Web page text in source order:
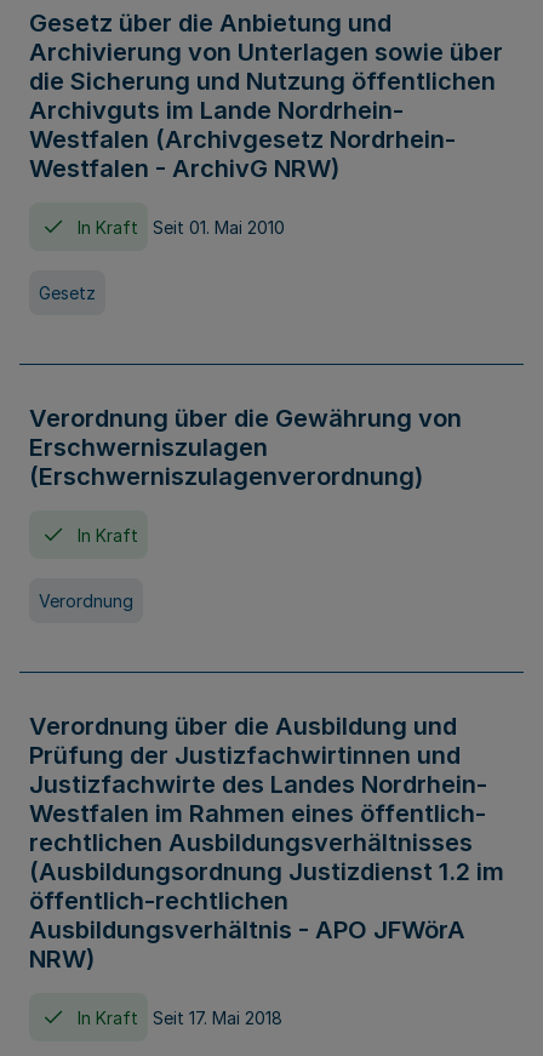
Gesetz über die Anbietung und
Archivierung von Unterlagen sowie über
die Sicherung und Nutzung öffentlichen
Archivguts im Lande Nordrhein-
Westfalen (Archivgesetz Nordrhein-
Westfalen - ArchivG NRW)
In Kraft Seit 01. Mai 2010
Gesetz
Verordnung über die Gewährung von
Erschwerniszulagen
(Erschwerniszulagenverordnung)
In Kraft
Verordnung
Verordnung über die Ausbildung und
Prüfung der Justizfachwirtinnen und
Justizfachwirte des Landes Nordrhein-
Westfalen im Rahmen eines öffentlich-
rechtlichen Ausbildungsverhältnisses
(Ausbildungsordnung Justizdienst 1.2 im
öffentlich-rechtlichen
Ausbildungsverhältnis - APO JFWörA
NRW)
In Kraft Seit 17. Mai 2018